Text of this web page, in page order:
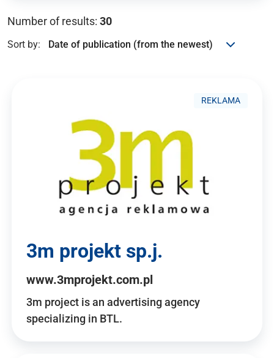
Number of results: 30
Sort by:
REKLAMA
3m projekt sp.j.
www.3mprojekt.com.pl
3m project is an advertising agency
specializing in BTL.